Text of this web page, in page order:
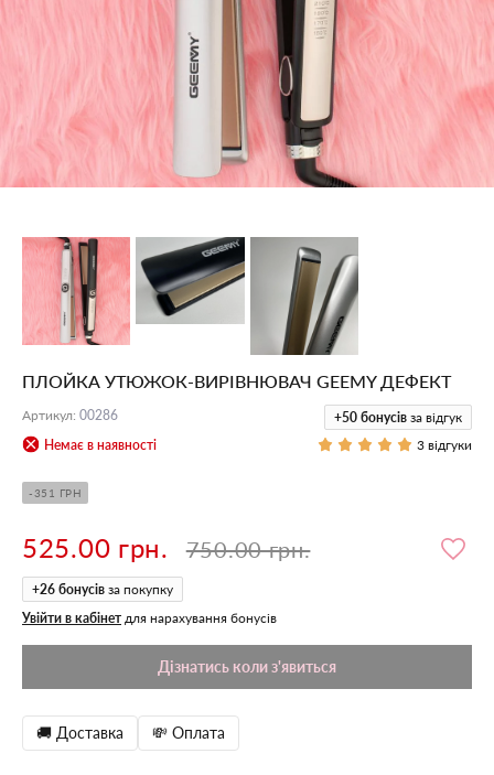
ПЛОЙКА УТЮЖОК-ВИРІВНЮВАЧ GEEMY ДЕФЕКТ
Артикул: 00286
Немає в наявності
+50 бонусів за відгук
3 відгуки
-351 ГРН
525.00 грн. 750.00 грн.
+26 бонусів за покупку
Увійти в кабінет для нарахування бонусів
Дізнатись коли з'явиться
🚚 Доставка 💸 Оплата